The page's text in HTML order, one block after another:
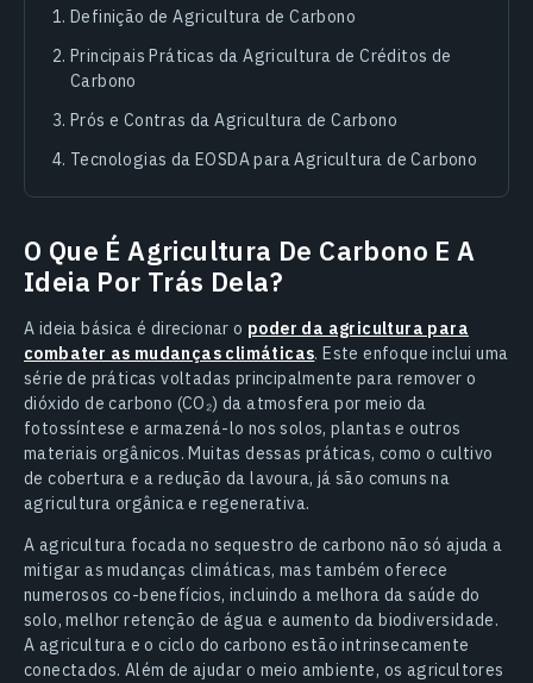
Definição de Agricultura de Carbono
Principais Práticas da Agricultura de Créditos de
Carbono
Prós e Contras da Agricultura de Carbono
Tecnologias da EOSDA para Agricultura de Carbono
O Que É Agricultura De Carbono E A
Ideia Por Trás Dela?
A ideia básica é direcionar o poder da agricultura para
combater as mudanças climáticas. Este enfoque inclui uma
série de práticas voltadas principalmente para remover o
dióxido de carbono (CO₂) da atmosfera por meio da
fotossíntese e armazená-lo nos solos, plantas e outros
materiais orgânicos. Muitas dessas práticas, como o cultivo
de cobertura e a redução da lavoura, já são comuns na
agricultura orgânica e regenerativa.
A agricultura focada no sequestro de carbono não só ajuda a
mitigar as mudanças climáticas, mas também oferece
numerosos co-benefícios, incluindo a melhora da saúde do
solo, melhor retenção de água e aumento da biodiversidade.
A agricultura e o ciclo do carbono estão intrinsecamente
conectados. Além de ajudar o meio ambiente, os agricultores